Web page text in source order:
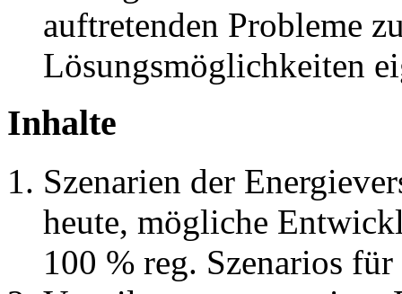
auftretenden Probleme
Lösungsmöglichkeiten
Inhalte
Szenarien der
heute, mögliche
100 % reg. Szenarios